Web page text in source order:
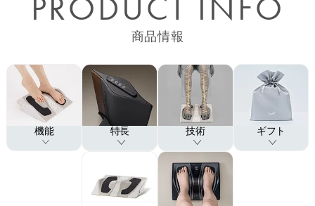
商品情報
機能 特長 技術 ギフト
2022年4月14日以前に延長保証サービスに加入された
方につきましては、保証範囲が自然故障のみとなり、
物損故障は保証対象外となります。ご自身の保証内容
をご確認いただく場合は、商品発送時に同梱させてい
下取りに出す商品を返送
する